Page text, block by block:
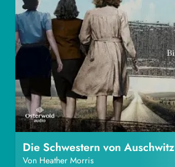
Die Schwestern von Auschwitz
Von Heather Morris